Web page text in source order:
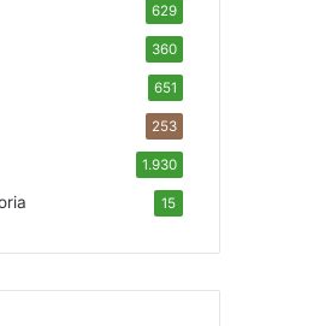
629
360
651
253
1.930
15